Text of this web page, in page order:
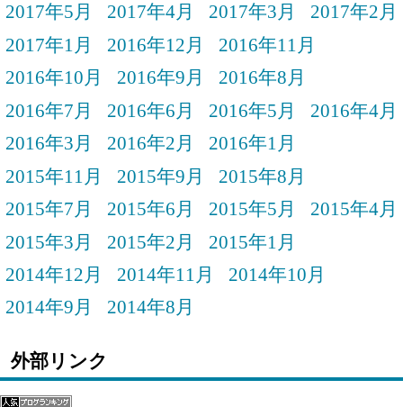
2017年5月
2017年4月 2017年3月
2017年2月
2017年1月
2016年12月
2016年11月
2016年10月
2016年9月
2016年8月
2016年7月
2016年6月 2016年5月
2016年4月
2016年3月
2016年2月
2016年1月
2015年11月
2015年9月
2015年8月
2015年7月
2015年6月 2015年5月
2015年4月
2015年3月
2015年2月
2015年1月
2014年12月
2014年11月
2014年10月
2014年9月
2014年8月
外部リンク